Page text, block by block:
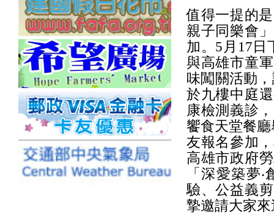
值得一提的
親子同樂會
加。5月17日
與高雄市童
味闖關活動
於九樓中庭
康檢測義診
饗食天堂餐
友報名參加
高雄市政府
「深愛築夢
驗、公益義
摯邀請大家